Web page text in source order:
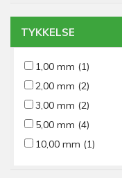
TYKKELSE
1,00 mm (1)
2,00 mm (2)
3,00 mm (2)
5,00 mm (4)
10,00 mm (1)